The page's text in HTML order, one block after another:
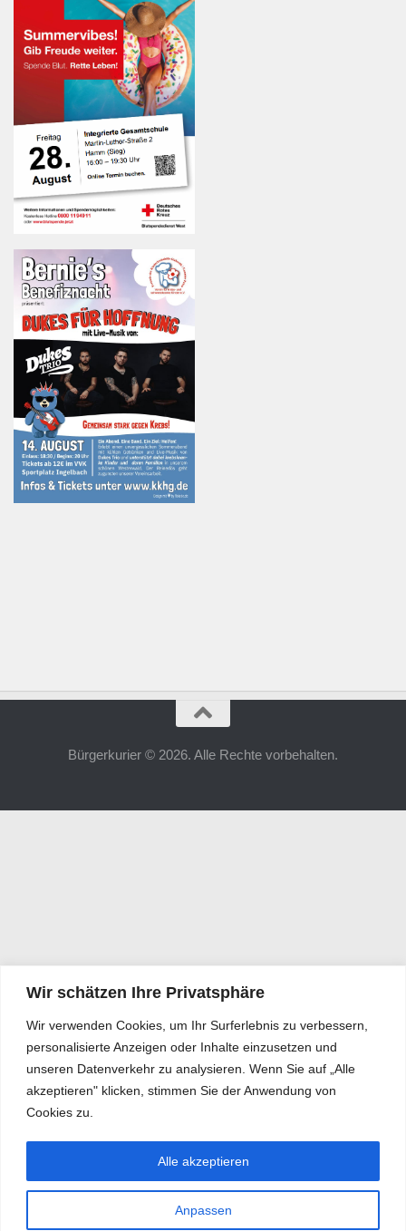
Wir schätzen Ihre Privatsphäre
Wir verwenden Cookies, um Ihr Surferlebnis zu verbessern,
personalisierte Anzeigen oder Inhalte einzusetzen und
unseren Datenverkehr zu analysieren. Wenn Sie auf „Alle
akzeptieren" klicken, stimmen Sie der Anwendung von
Cookies zu.
Anpassen
Alle akzeptieren
Bürgerkurier © 2026. Alle Rechte vorbehalten.